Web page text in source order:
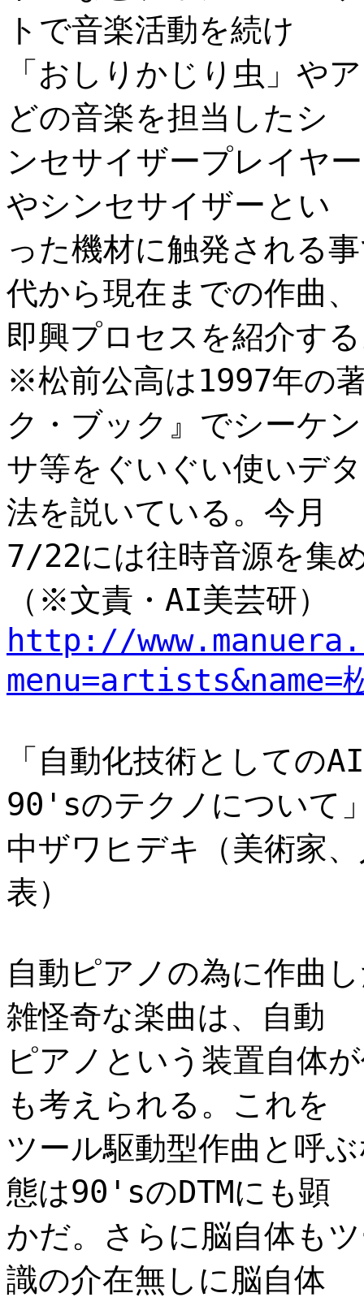
トで音楽活動を続け
「おしりかじり虫」や
どの音楽を担当したシ
ンセサイザープレイヤ
やシンセサイザーとい
った機材に触発される
代から現在までの作曲、
即興プロセスを紹介す
※松前公高は1997年の
ク・ブック』でシーケン
サ等をぐいぐい使いデ
法を説いている。今月
7/22には往時音源を集
（※文責・AI美芸研）
http://
menu=artists&name=
「自動化技術としての
90'sのテクノについて
中ザワヒデキ（美術家
表）
自動ピアノの為に作曲
雑怪奇な楽曲は、自動
ピアノという装置自体
も考えられる。これを
ツール駆動型作曲と呼
態は90'sのDTMにも顕
かだ。さらに脳自体も
識の介在無しに脳自体